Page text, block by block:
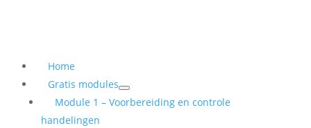
Home
Gratis modules
Module 1 – Voorbereiding en controle
handelingen